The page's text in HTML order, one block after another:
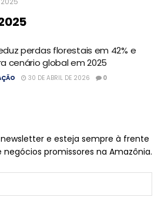
perdas florestais em 42% e
cenário global em 2025
30 DE ABRIL DE 2026 0
e esteja sempre à frente
promissores na Amazônia.